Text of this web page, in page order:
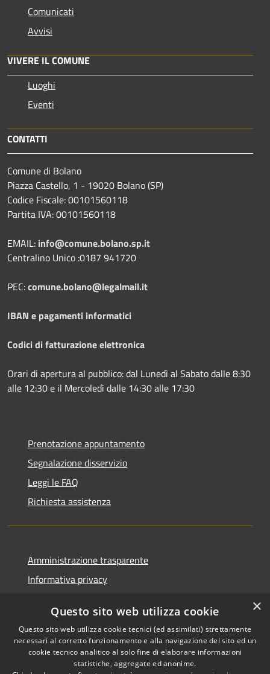
Comunicati
Avvisi
VIVERE IL COMUNE
Luoghi
Eventi
CONTATTI
Comune di Bolano
Piazza Castello, 1 - 19020 Bolano (SP)
Codice Fiscale: 00101560118
Partita IVA: 00101560118
EMAIL: info@comune.bolano.sp.it
Centralino Unico :0187 941720
PEC:comune.bolano@legalmail.it
IBAN e pagamenti informatici
Codici di fatturazione elettronica
Orari di apertura al pubblico: dal Lunedì al Sabato dalle 8:30
alle 12:30 e il Mercoledì dalle 14:30 alle 17:30
Prenotazione appuntamento
Segnalazione disservizio
Leggi le FAQ
Richiesta assistenza
Amministrazione trasparente
Informativa privacy
Dichiarazione di accessibilità
×
Questo sito web utilizza cookie
Questo sito web utilizza cookie tecnici (ed assimilati) strettamente
necessari al corretto funzionamento e alla navigazione del sito ed un
cookie tecnico analitico al solo fine di elaborare informazioni
statistiche, aggregate ed anonime.